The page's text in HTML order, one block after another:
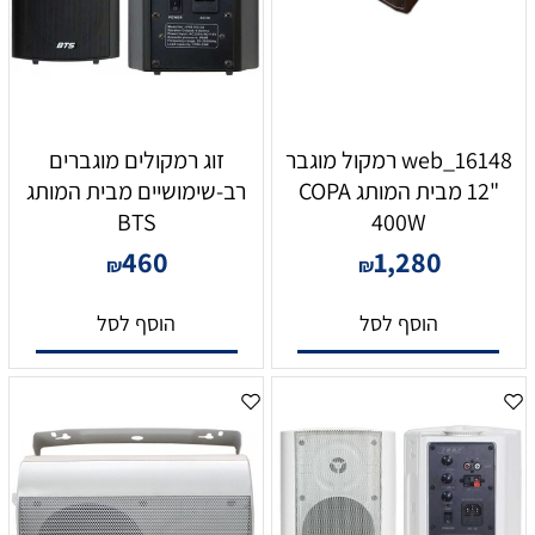
16148_web רמקול מוגבר
"12 מבית המותג COPA
400W
₪1,280
הוסף לסל
זוג רמקולים מוגברים
רב-שימושיים מבית המותג
BTS
₪460
הוסף לסל